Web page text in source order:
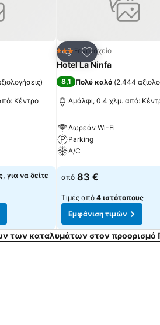
αγαπημένα
)
Κέντρο
για να δείτε
Κοινοποίηση
Προσθήκη στα
3 ΑστέριαΞενοδοχείο
Hotel La Ninfa
8,1 Πολύ καλό (2.444
Αμάλφι, 0.4 χλμ. από:
Δωρεάν Wi-Fi
Parking
A/C
Εμφάνιση τιμών
από 83 €
Τιμές από 4 ιστότοπους
Εμφάνιση τιμών
των καταλυμάτων στον προορισμό